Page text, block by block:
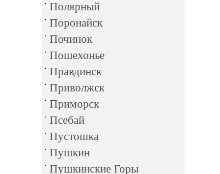
Полярный
Поронайск
Починок
Пошехонье
Правдинск
Приволжск
Приморск
Псебай
Пустошка
Пушкин
Пушкинские Горы